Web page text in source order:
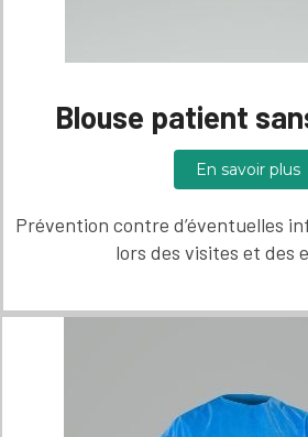
Blouse patient
En savoir plus
Prévention contre d’éventuelles
lors des visites et des